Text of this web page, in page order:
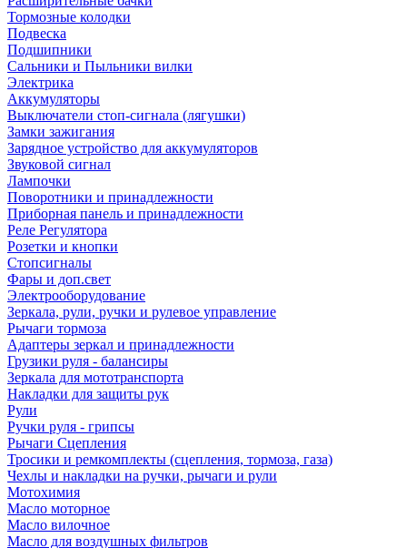
Тормозные колодки
Подвеска
Подшипники
Сальники и Пыльники вилки
Электрика
Аккумуляторы
Выключатели стоп-сигнала (лягушки)
Замки зажигания
Зарядное устройство для аккумуляторов
Звуковой сигнал
Лампочки
Поворотники и принадлежности
Приборная панель и принадлежности
Реле Регулятора
Розетки и кнопки
Стопсигналы
Фары и доп.свет
Электрооборудование
Зеркала, рули, ручки и рулевое управление
Рычаги тормоза
Адаптеры зеркал и принадлежности
Грузики руля - балансиры
Зеркала для мототранспорта
Накладки для защиты рук
Рули
Ручки руля - грипсы
Рычаги Сцепления
Тросики и ремкомплекты (сцепления, тормоза, газа)
Чехлы и накладки на ручки, рычаги и рули
Мотохимия
Масло моторное
Масло вилочное
Масло для воздушных фильтров